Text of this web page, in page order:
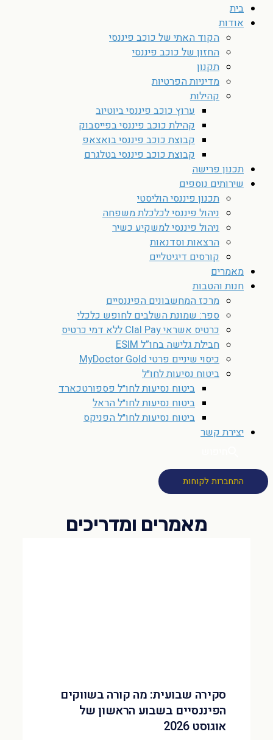
בית
אודות
הקוד האתי של כוכב פיננסי
החזון של כוכב פיננסי
תקנון
מדיניות הפרטיות
קהילות
ערוץ כוכב פיננסי ביוטיוב
קהילת כוכב פיננסי בפייסבוק
קבוצת כוכב פיננסי בואצאפ
קבוצת כוכב פיננסי בטלגרם
תכנון פרישה
שירותים נוספים
תכנון פיננסי הוליסטי
ניהול פיננסי לכלכלת משפחה
ניהול פיננסי למשקיע כשיר
הרצאות וסדנאות
קורסים דיגיטליים
מאמרים
חנות והטבות
מרכז המחשבונים הפיננסיים
ספר: שמונת השלבים לחופש כלכלי
כרטיס אשראי Clal Pay ללא דמי כרטיס
חבילת גלישה בחו”ל ESIM
כיסוי שיניים פרטי MyDoctor Gold
ביטוח נסיעות לחו״ל
ביטוח נסיעות לחו״ל פספורטכארד
ביטוח נסיעות לחו״ל הראל
ביטוח נסיעות לחו״ל הפניקס
יצירת קשר
התחברות לקוחות
סקירה שבועית: מה קורה בשווקים
הפיננסיים בשבוע הראשון של
אוגוסט 2026